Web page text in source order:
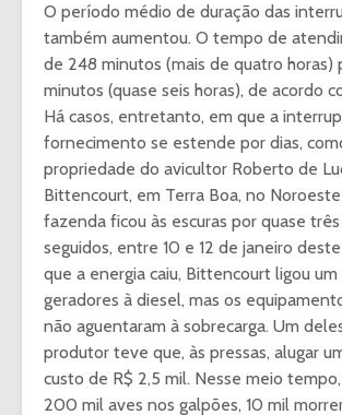
O período médio de duração das
também aumentou. O tempo de
de 248 minutos (mais de quatro horas)
minutos (quase seis horas), de acordo
Há casos, entretanto, em que a
fornecimento se estende por dias,
propriedade do avicultor Roberto de
Bittencourt, em Terra Boa, no
fazenda ficou às escuras por quase três
seguidos, entre 10 e 12 de janeiro
que a energia caiu, Bittencourt ligou
geradores à diesel, mas os
não aguentaram à sobrecarga. Um
produtor teve que, às pressas, alugar
custo de R$ 2,5 mil. Nesse meio
200 mil aves nos galpões, 10 mil